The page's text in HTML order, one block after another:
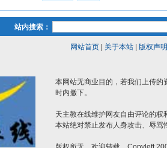
站内搜索：
网站首页| 关于本站| 版权声明
本网站无商业目的，若我们上传
时内撤下。
天主教在线维护网友自由评论的权
本站绝对禁止发布人身攻击、辱骂